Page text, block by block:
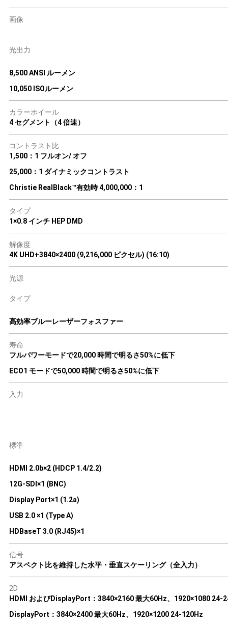
画像
光出力
8,500 ANSI ルーメン
10,050 ISOルーメン
カラーホイール
4 セグメント（4 倍速）
コントラスト比
1,500：1 フルオン/ オフ
25,000：1 ダイナミックコントラスト
Christie RealBlack™有効時 4,000,000：1
タイプ
1×0.8 インチ HEP DMD
解像度
4K UHD+3840×2400 (9,216,000 ピクセル) (16:10)
光源
タイプ
高効率ブルーレーザーフォスファー
寿命
フルパワーモードで20,000 時間で明るさ50%に低下
ECO1 モードで50,000 時間で明るさ50%に低下
入力
標準
HDMI 2.0b×2 (HDCP 1.4/2.2)
12G-SDI×1 (BNC)
Display Port×1 (1.2a)
USB 2.0 ×1 (Type A)
HDBaseT 3.0 (RJ45)×1
信号
アスペクト比を維持した水平・垂直スケーリング（全入力）
2D
HDMI およびDisplayPort：3840×2160 最大60Hz、1920×1080 24-
DisplayPort：3840×2400 最大60Hz、1920×1200 24-120Hz